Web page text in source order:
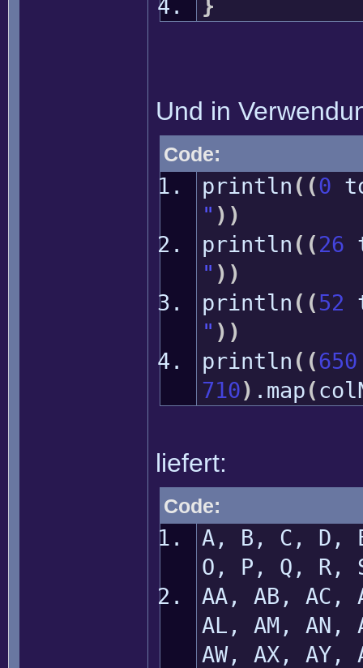
}
Und in
Code:
println ( (0
" ) )
println ( (26
" ) )
println ( (52
" ) )
println ( (650
710) . map(
liefert:
Code:
A, B, C, D,
O, P, Q, R,
AA, AB, AC,
AL, AM, AN,
AW, AX, AY,